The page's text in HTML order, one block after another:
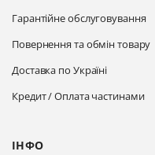
Гарантійне обслуговування
Повернення та обмін товару
Доставка по Україні
Кредит / Оплата частинами
ІНФО